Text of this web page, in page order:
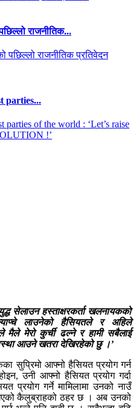
राजनीतिक...
parties...
सेलाउन हस्ताक्षरकर्ता खलनायकको
लाउनेको हैसियतले र अहिले
मेरो कुर्ची ढल्ने र हामी सबैलाई
आउने खतरा देखिरहेको छु ।’
सुप्रिमो आफ्नो हैसियत प्रयोग गर्न
उनी आफ्नो हैसियत प्रयोग गर्दा
प्रयोग गर्ने मामिलामा उनको नाउँ
कैलुब्राहको ठहर छ । अब उनको